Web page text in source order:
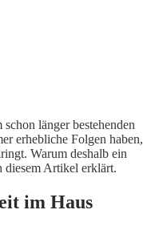
länger bestehenden
erhebliche Folgen haben,
Warum deshalb ein
diesem Artikel erklärt.
im Haus